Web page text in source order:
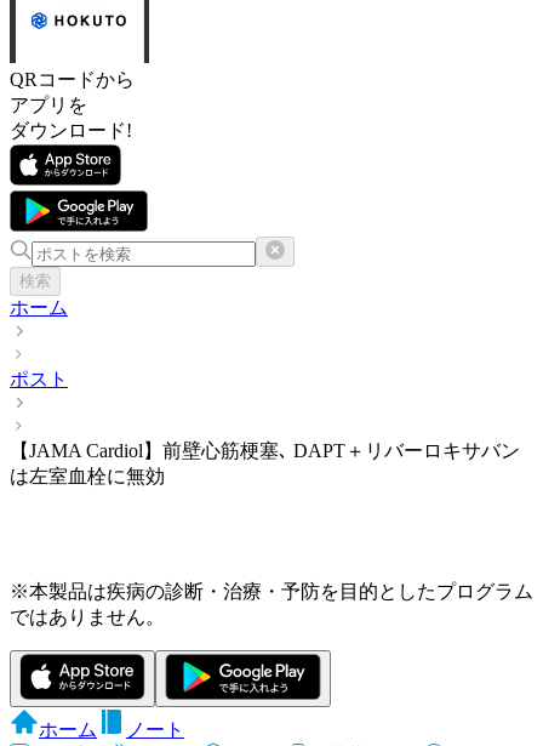
QRコードから
アプリを
ダウンロード!
検索
ホーム
ポスト
【JAMA Cardiol】前壁心筋梗塞､ DAPT＋リバーロキサバン
は左室血栓に無効
※本製品は疾病の診断・治療・予防を目的としたプログラム
ではありません。
ホーム
ノート